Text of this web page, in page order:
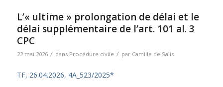
L’« ultime » prolongation de délai et le
délai supplémentaire de l’art. 101 al. 3
CPC
22 mai 2026 / dans Procédure civile / par Camille de Salis
TF, 26.04.2026, 4A_523/2025*